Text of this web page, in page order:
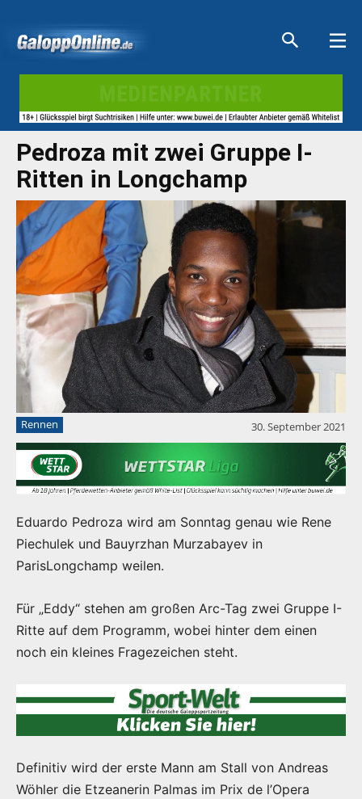
Pedroza mit zwei Gruppe I-
Ritten in Longchamp
Rennen 30. September 2021
Eduardo Pedroza wird am Sonntag genau wie Rene
Piechulek und Bauyrzhan Murzabayev in
ParisLongchamp weilen.
Für „Eddy“ stehen am großen Arc-Tag zwei Gruppe I-
Ritte auf dem Programm, wobei hinter dem einen
noch ein kleines Fragezeichen steht.
Definitiv wird der erste Mann am Stall von Andreas
Wöhler die Etzeanerin Palmas im Prix de l’Opera